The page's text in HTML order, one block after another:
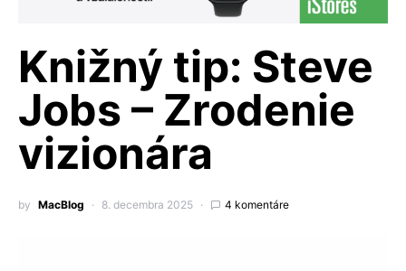
Knižný tip: Steve
Jobs – Zrodenie
vizionára
by MacBlog 8. decembra 2025 4 komentáre